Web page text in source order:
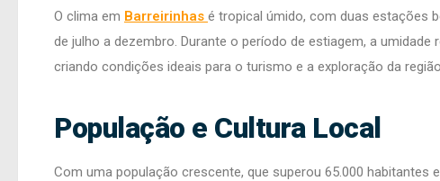
O clima em Barreirinhas é tropical úmido, com duas estações
de julho a dezembro. Durante o período de estiagem, a
criando condições ideais para o turismo e a exploração da
População e Cultura Local
Com uma população crescente, que superou 65.000 habitantes